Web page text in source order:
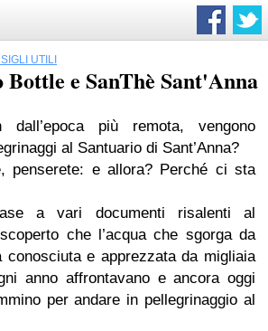
UTILI
e SanThè Sant'Anna
più remota, vengono
al Santuario di Sant’Anna?
penserete: e allora? Perché ci sta
a vari documenti risalenti al
che l’acqua che sgorga da
e apprezzata da migliaia
anno affrontavano e ancora oggi
per andare in pellegrinaggio al